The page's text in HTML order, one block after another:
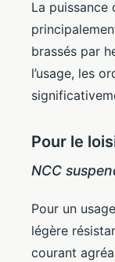
La puissance
brassés par
l’usage, les
Pour le
NCC
Pour un
légère
courant